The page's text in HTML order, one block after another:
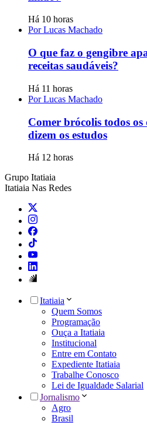
Há 10 horas
Por Lucas Machado
O que faz o gengibre
receitas saudáveis?
Há 11 horas
Por Lucas Machado
Comer brócolis todos
dizem os estudos
Há 12 horas
Grupo Itatiaia
Itatiaia Nas Redes
Itatiaia
Quem Somos
Programação
Ouça a Itatiaia
Institucional
Entre em Contato
Expediente Itatiaia
Trabalhe Conosco
Lei de Igualdade Salarial
Jornalismo
Agro
Brasil